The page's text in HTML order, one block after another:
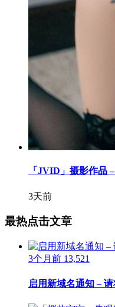
「JVID」摄影作品
3天前
最热点击文章
3个月前 13,521
启用新域名通知 –